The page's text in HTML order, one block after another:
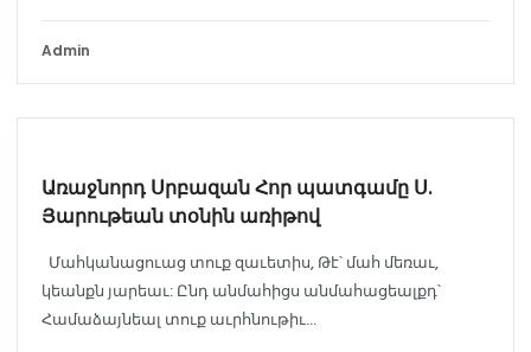
Admin
Առաջնորդ Սրբազան Հոր պատգամը Ս.
Յարութեան տօնին առիթով
Մահկանացուաց տուք զաւետիս, Թէ՝ մահ մեռաւ,
կեանքն յարեաւ: Ընդ անմահիցս անմահացեալքդ՝
Համաձայնեալ տուք աւրհնութիւ...